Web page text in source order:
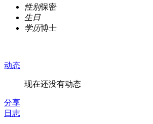
性别保密
生日
学历博士
动态
现在还没有动态
分享
日志